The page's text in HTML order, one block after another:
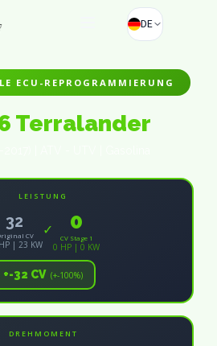
DE
ECU-REPROGRAMMIERUNG
Terralander
LEISTUNG
32
CV
| 23 KW
✓ 0
CV Stage 1
0 HP | 0 KW
+-32 CV (+-100%)
DREHMOMENT